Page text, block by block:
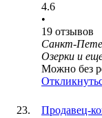
4.6
•
19 отзывов
Санкт-
Озерки и
Можно без
Продавец-